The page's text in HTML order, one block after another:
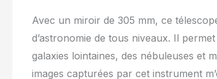
Avec un miroir de 305 mm, ce
d’astronomie de tous niveaux. Il
galaxies lointaines, des nébuleuses et
images capturées par cet instrument